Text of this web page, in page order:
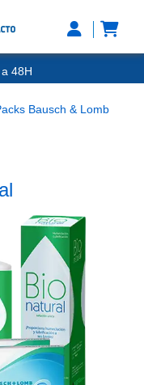
48H
Clientes
Bausch & Lomb